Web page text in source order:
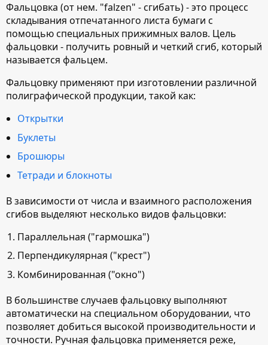
Фальцовка (от нем. "falzen" - сгибать) - это процесс
складывания отпечатанного листа бумаги с
помощью специальных прижимных валов. Цель
фальцовки - получить ровный и четкий сгиб, который
называется фальцем.
Фальцовку применяют при изготовлении различной
полиграфической продукции, такой как:
Открытки
Буклеты
Брошюры
Тетради и блокноты
В зависимости от числа и взаимного расположения
сгибов выделяют несколько видов фальцовки:
Параллельная ("гармошка")
Перпендикулярная ("крест")
Комбинированная ("окно")
В большинстве случаев фальцовку выполняют
автоматически на специальном оборудовании, что
позволяет добиться высокой производительности и
точности. Ручная фальцовка применяется реже,